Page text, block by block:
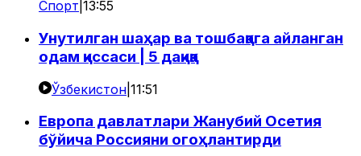
Спорт 13:55
Унутилган шаҳар ва тошбақага айланган
одам қиссаси | 5 дақиқа
Ўзбекистон 11:51
Европа давлатлари Жанубий Осетия
бўйича Россияни огоҳлантирди